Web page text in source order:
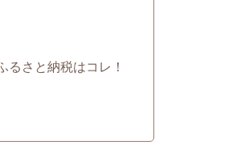
るさと納税はコレ！